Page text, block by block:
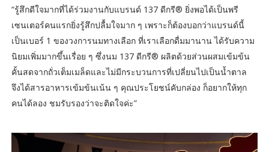
“รู้สึกดีใจมากที่ได้ร่วมงานกับแบรนด์ 137 ดีกรี® ยิ่งพอได้เป็นพรี
เซนเตอร์คนแรกยิ่งรู้สึกปลื้มใจมาก ๆ เพราะก็ต้องบอกว่าแบรนด์นี้
เป็นเบอร์ 1 ของวงการนมทางเลือก ที่เราเลือกดื่มมานาน ได้รับความ
นิยมเพิ่มมากขึ้นเรื่อย ๆ ซึ่งนม 137 ดีกรี® ผลิตด้วยส่วนผสมเข้มข้น
คั้นสดจากถั่วเต็มเมล็ดและไม่มีกระบวนการที่เปลี่ยนไปเป็นน้ำตาล
จึงได้สารอาหารเข้มข้นเน้น ๆ คุณประโยชน์คับกล่อง ก็อยากให้ทุก
คนได้ลอง ชมรับรองว่าจะติดใจค่ะ”